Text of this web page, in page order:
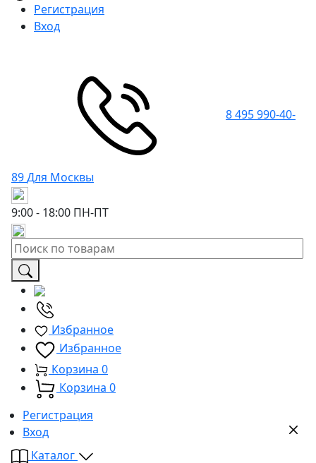
Регистрация
Вход
8 495 990-40-
89Для Москвы
9:00 - 18:00 ПН-ПТ
Избранное
Избранное
Корзина 0
Корзина 0
Регистрация
Вход
Каталог